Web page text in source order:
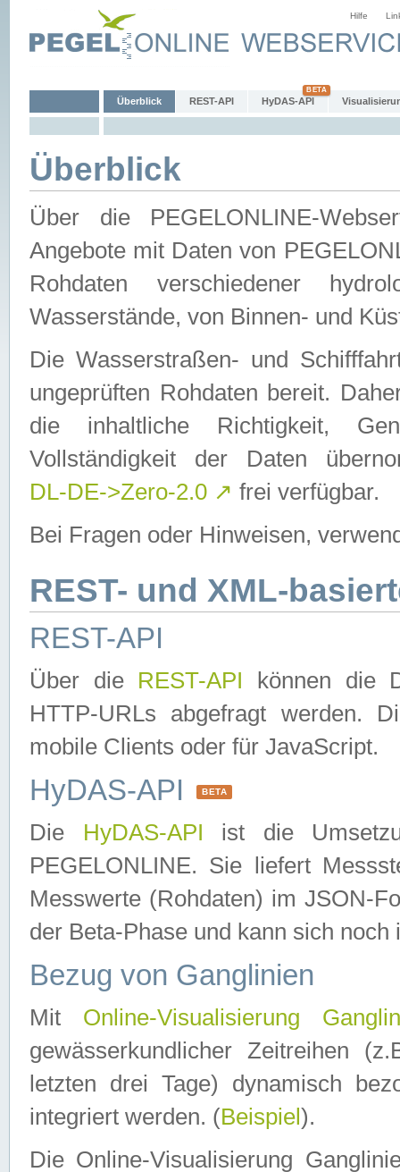
Hilfe
Überblick REST-API HyDAS-API
Überblick
Über die PEGELONLINE-
Angebote mit Daten von
Rohdaten verschiedener
Wasserstände, von Binnen- und
Die Wasserstraßen- und
ungeprüften Rohdaten bereit.
die inhaltliche Richtigkeit,
Vollständigkeit der Daten
DL-DE->Zero-2.0 ↗ frei verfügbar.
Bei Fragen oder Hinweisen,
REST- und XML-
REST-API
Über die REST-API können die
HTTP-URLs abgefragt werden.
mobile Clients oder für JavaScript.
HyDAS-API BETA
Die HyDAS-API ist die
PEGELONLINE. Sie liefert
Messwerte (Rohdaten) im JSON-
der Beta-Phase und kann sich noch
Bezug von Ganglinien
Mit Online-Visualisierung
gewässerkundlicher Zeitreihen
letzten drei Tage) dynamisch
integriert werden. (Beispiel ).
Die Online-Visualisierung